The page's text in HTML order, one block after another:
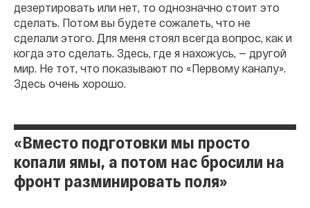
дезертировать или нет, то однозначно стоит это
сделать. Потом вы будете сожалеть, что не
сделали этого. Для меня стоял всегда вопрос, как и
когда это сделать. Здесь, где я нахожусь, — другой
мир. Не тот, что показывают по «Первому каналу».
Здесь очень хорошо.
«Вместо подготовки мы просто
копали ямы, а потом нас бросили на
фронт разминировать поля»